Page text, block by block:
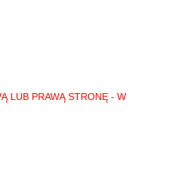
LUB PRAWĄ STRONĘ - W